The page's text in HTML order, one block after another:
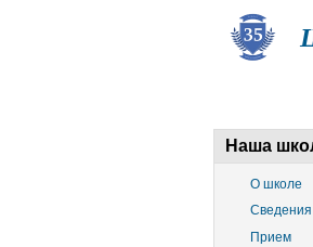
Наша
О школе
Прием